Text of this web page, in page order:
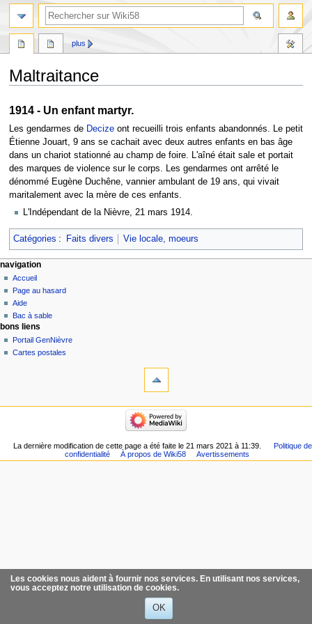
Maltraitance
à
la
navigation
à
la
recherche
1914 - Un enfant martyr.
Les gendarmes de Decizeont recueilli trois enfants abandonnés. Le petit
Étienne Jouart, 9 ans se cachait avec deux autres enfants en bas âge
dans un chariot stationné au champ de foire. L'aîné était sale et portait
des marques de violence sur le corps. Les gendarmes ont arrêté le
dénommé Eugène Duchêne, vannier ambulant de 19 ans, qui vivait
maritalement avec la mère de ces enfants.
L'Indépendant de la Nièvre, 21 mars 1914.
Catégories : Faits divers Vie locale, moeurs
Les cookies nous aident à fournir nos services. En utilisant nos services,
vous acceptez notre utilisation de cookies.
OK
plus
navigation
Accueil
Page au hasard
Aide
Bac à sable
bons liens
Portail GenNièvre
Cartes postales
La dernière modification de cette page a été faite le 21 mars 2021 à 11:39.
Politique de
confidentialité
À propos de Wiki58 Avertissements